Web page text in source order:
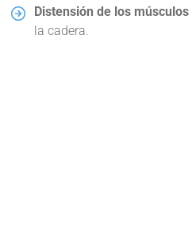
Distensión de los músculos
la cadera.